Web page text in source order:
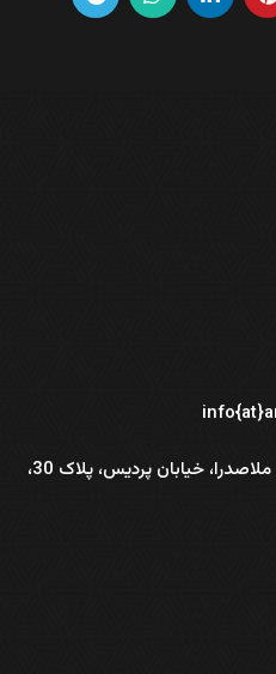
تهران، میدان ونک، خیابان ملاصدرا، خیابان پردیس، پلاک 30،